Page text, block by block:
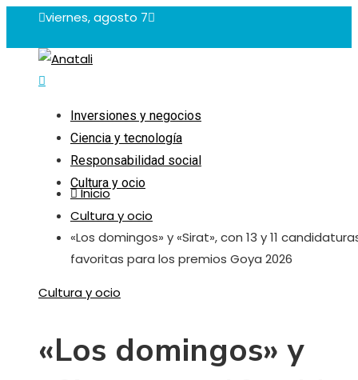
viernes, agosto 7
Inversiones y negocios
Ciencia y tecnología
Responsabilidad social
Cultura y ocio
Inicio
Cultura y ocio
«Los domingos» y «Sirat», con 13 y 11
favoritas para los premios Goya 2026
Cultura y ocio
«Los domingos» y